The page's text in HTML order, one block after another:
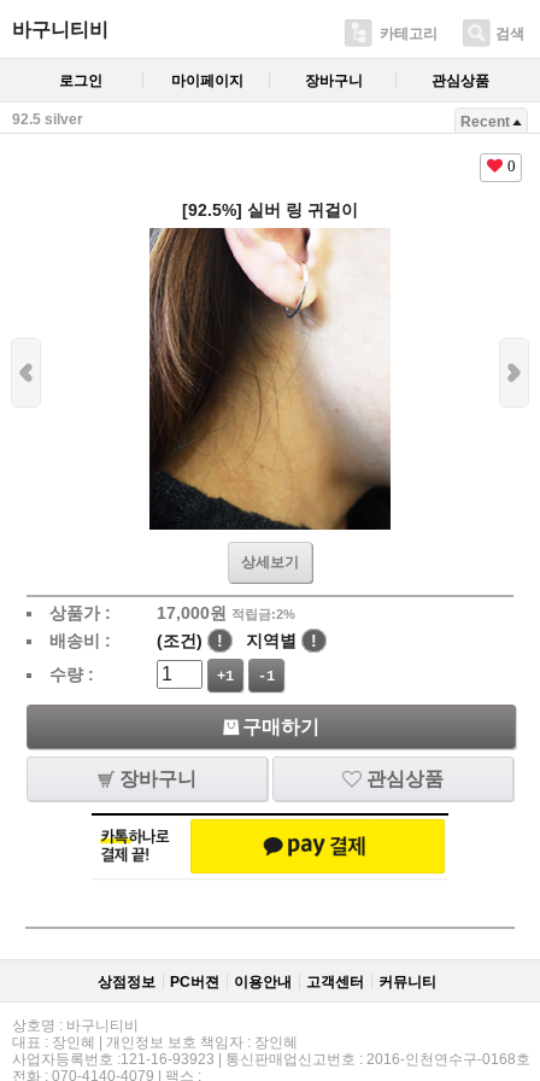
바구니티비 카테고리 검색
로그인 마이페이지 장바구니 관심상품
92.5 silver Recent
0
[92.5%] 실버 링 귀걸이
상세보기
상품가 : 17,000원 적립금:2%
배송비 : (조건) ! 지역별
!
수량 :
+1 -1
구매하기
장바구니 관심상품
상점정보 PC버젼 이용안내 고객센터 커뮤니티
상호명 : 바구니티비
대표 : 장인혜 | 개인정보 보호 책임자 : 장인혜
사업자등록번호 :121-16-93923 | 통신판매업신고번호 : 2016-인천연수구-0168호
전화 : 070-4140-4079 | 팩스 :